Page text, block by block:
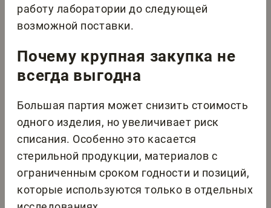
работу лаборатории до следующей
возможной поставки.
Почему крупная закупка не
всегда выгодна
Большая партия может снизить стоимость
одного изделия, но увеличивает риск
списания. Особенно это касается
стерильной продукции, материалов с
ограниченным сроком годности и позиций,
которые используются только в отдельных